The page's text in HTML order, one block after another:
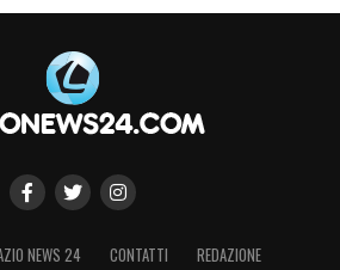
NEWS 24 CONTATTI REDAZIONE